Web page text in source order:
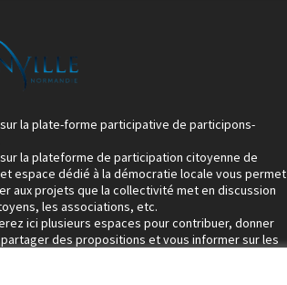
la plate-forme participative de participons-
la plateforme de participation citoyenne de
espace dédié à la démocratie locale vous permet
aux projets que la collectivité met en discussion
les associations, etc.
ici plusieurs espaces pour contribuer, donner
des propositions et vous informer sur les